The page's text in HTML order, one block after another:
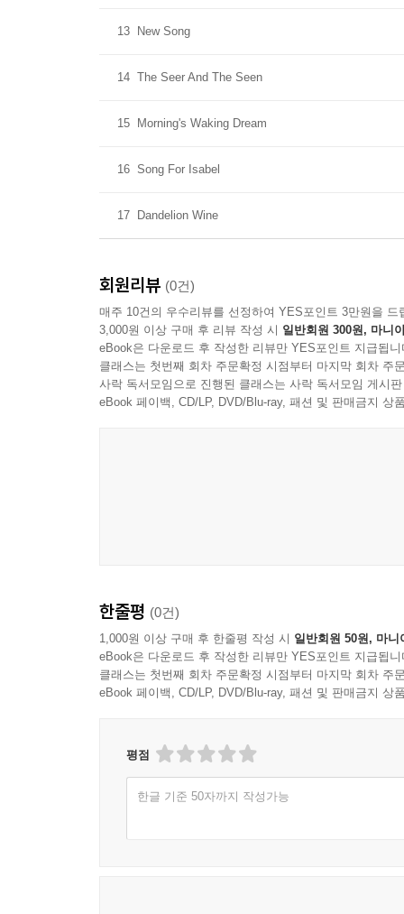
13 New Song
14 The Seer And The Seen
15 Morning's Waking Dream
16 Song For Isabel
17 Dandelion Wine
회원리뷰 (0건)
매주 10건의 우수리뷰를 선정하여 YES포인트 3만원을 드
3,000원 이상 구매 후 리뷰 작성 시 일반회원 300원, 마니
eBook은 다운로드 후 작성한 리뷰만 YES포인트 지급됩니
클래스는 첫번째 회차 주문확정 시점부터 마지막 회차 주
사락 독서모임으로 진행된 클래스는 사락 독서모임 게시
eBook 페이백, CD/LP, DVD/Blu-ray, 패션 및 판매금지 상
한줄평 (0건)
1,000원 이상 구매 후 한줄평 작성 시 일반회원 50원, 마니
eBook은 다운로드 후 작성한 리뷰만 YES포인트 지급됩니
클래스는 첫번째 회차 주문확정 시점부터 마지막 회차 주
eBook 페이백, CD/LP, DVD/Blu-ray, 패션 및 판매금지 상
평점
한글 기준 50자까지 작성가능